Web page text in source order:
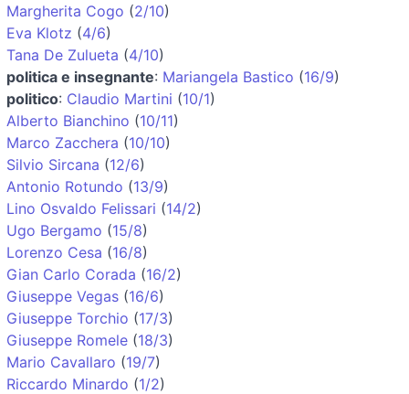
Margherita Cogo (2/10)
Eva Klotz (4/6)
Tana De Zulueta (4/10)
politica e insegnante: Mariangela Bastico (16/9)
politico: Claudio Martini (10/1)
Alberto Bianchino (10/11)
Marco Zacchera (10/10)
Silvio Sircana (12/6)
Antonio Rotundo (13/9)
Lino Osvaldo Felissari (14/2)
Ugo Bergamo (15/8)
Lorenzo Cesa (16/8)
Gian Carlo Corada (16/2)
Giuseppe Vegas (16/6)
Giuseppe Torchio (17/3)
Giuseppe Romele (18/3)
Mario Cavallaro (19/7)
Riccardo Minardo (1/2)